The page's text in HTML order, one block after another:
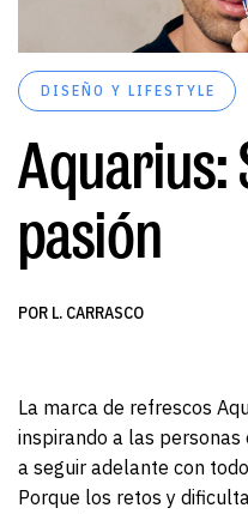
DISEÑO Y LIFESTYLE
Aquarius:
pasión
POR L. CARRASCO
La marca de refrescos
inspirando a las
a seguir adelante con
Porque los retos y